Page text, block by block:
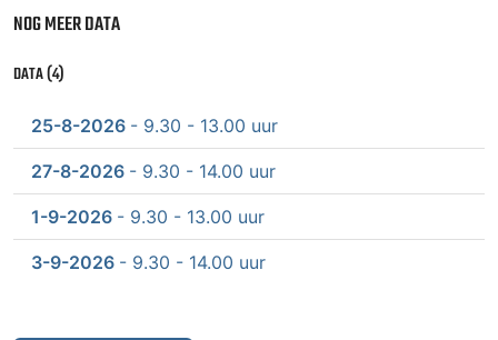
NOG MEER DATA
DATA (4)
25-8-2026 - 9.30 - 13.00 uur
27-8-2026 - 9.30 - 14.00 uur
1-9-2026 - 9.30 - 13.00 uur
3-9-2026 - 9.30 - 14.00 uur